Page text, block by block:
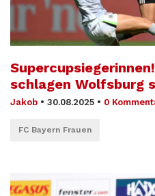
schlagen Wolfsburg
Jakob • 30.08.2025 • 0
FC Bayern Frauen